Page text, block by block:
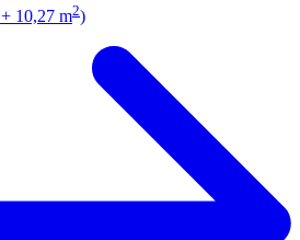
+ 10,27 m2)